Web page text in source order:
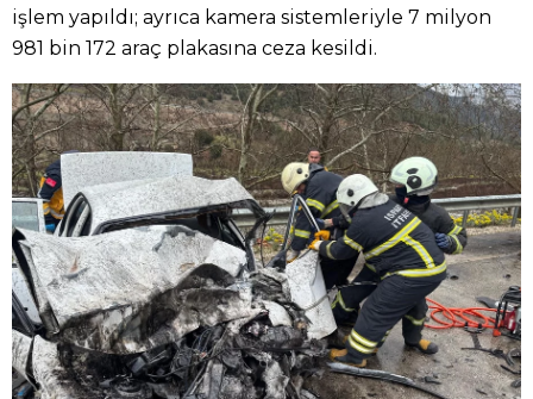
işlem yapıldı; ayrıca kamera sistemleriyle 7 milyon
981 bin 172 araç plakasına ceza kesildi.